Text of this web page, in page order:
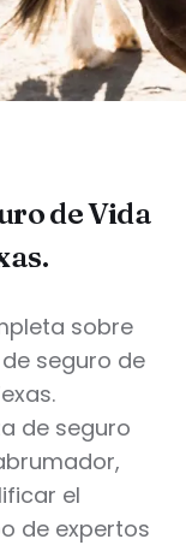
de Vida
sobre
seguro de
de seguro
el
de expertos